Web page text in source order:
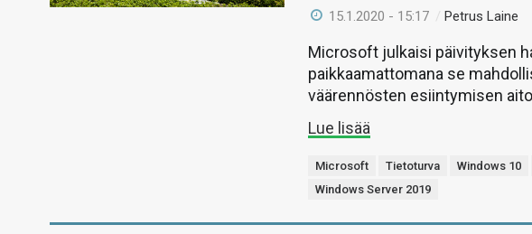
15.1.2020 - 15:17 /Petrus Laine
Microsoft julkaisi päivityksen
paikkaamattomana se
väärennösten esiintymisen
Lue lisää
Microsoft Tietoturva Windows 10
Windows Server 2019